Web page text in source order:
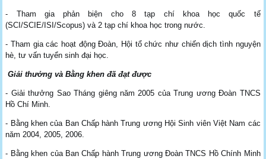
- Tham gia phản biện cho 8 tạp chí khoa học quốc tế
(SCI/SCIE/ISI/Scopus) và 2 tạp chí khoa học trong nước.
- Tham gia các hoạt động Đoàn, Hội tổ chức như chiến dịch tình nguyện
hè, tư vấn tuyển sinh đại học.
Giải thưởng và Bằng khen đã đạt được
- Giải thưởng Sao Tháng giêng năm 2005 của Trung ương Đoàn TNCS
Hồ Chí Minh.
- Bằng khen của Ban Chấp hành Trung ương Hội Sinh viên Việt Nam các
năm 2004, 2005, 2006.
- Bằng khen của Ban Chấp hành Trung ương Đoàn TNCS Hồ Chính Minh